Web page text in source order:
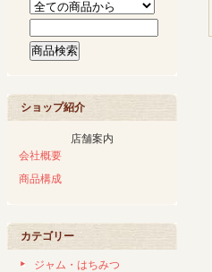
ショップ紹介
店舗案内
会社概要
商品構成
カテゴリー
ジャム・はちみつ